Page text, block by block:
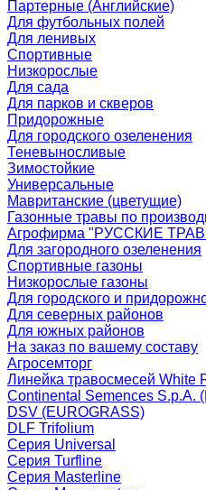
Партерные (Английские)
Для футбольных полей
Для ленивых
Спортивные
Низкорослые
Для сада
Для парков и скверов
Придорожные
Для городского озеленения
Теневыносливые
Зимостойкие
Универсальные
Мавританские (цветущие)
Газонные травы по
Агрофирма "РУССКИЕ
Для загородного озеленения
Спортивные газоны
Низкорослые газоны
Для городского и
Для северных районов
Для южных районов
На заказ по вашему составу
Агросемторг
Линейка травосмесей White
Continental Semences S.p.A.
DSV (EUROGRASS)
DLF Trifolium
Серия Universal
Серия Turfline
Серия Masterline